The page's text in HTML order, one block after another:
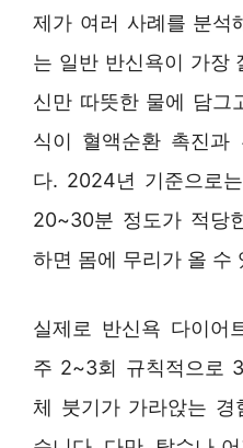
제가 여러 사례를 분석
는 일반 반신욕이 가장
신만 따뜻한 물에 담그
식이 혈액순환 촉진과
다. 2024년 기준으로
20~30분 정도가 적당
하면 몸에 무리가 올 수
실제로 반신욕 다이어
주 2~3회 규칙적으로
체 붓기가 가라앉는